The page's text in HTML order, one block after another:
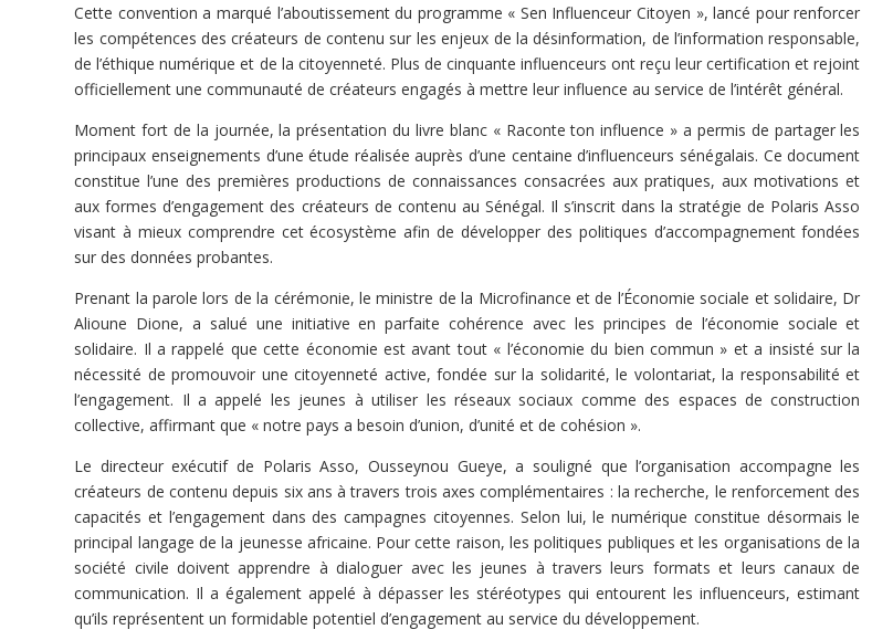
Cette convention a marqué l’aboutissement du programme « Sen Influenceur Citoyen », lancé pour renforcer
les compétences des créateurs de contenu sur les enjeux de la désinformation, de l’information responsable,
de l’éthique numérique et de la citoyenneté. Plus de cinquante influenceurs ont reçu leur certification et rejoint
officiellement une communauté de créateurs engagés à mettre leur influence au service de l’intérêt général.
Moment fort de la journée, la présentation du livre blanc « Raconte ton influence » a permis de partager les
principaux enseignements d’une étude réalisée auprès d’une centaine d’influenceurs sénégalais. Ce document
constitue l’une des premières productions de connaissances consacrées aux pratiques, aux motivations et
aux formes d’engagement des créateurs de contenu au Sénégal. Il s’inscrit dans la stratégie de Polaris Asso
visant à mieux comprendre cet écosystème afin de développer des politiques d’accompagnement fondées
sur des données probantes.
Prenant la parole lors de la cérémonie, le ministre de la Microfinance et de l’Économie sociale et solidaire, Dr
Alioune Dione, a salué une initiative en parfaite cohérence avec les principes de l’économie sociale et
solidaire. Il a rappelé que cette économie est avant tout « l’économie du bien commun » et a insisté sur la
nécessité de promouvoir une citoyenneté active, fondée sur la solidarité, le volontariat, la responsabilité et
l’engagement. Il a appelé les jeunes à utiliser les réseaux sociaux comme des espaces de construction
collective, affirmant que « notre pays a besoin d’union, d’unité et de cohésion ».
Le directeur exécutif de Polaris Asso, Ousseynou Gueye, a souligné que l’organisation accompagne les
créateurs de contenu depuis six ans à travers trois axes complémentaires : la recherche, le renforcement des
capacités et l’engagement dans des campagnes citoyennes. Selon lui, le numérique constitue désormais le
principal langage de la jeunesse africaine. Pour cette raison, les politiques publiques et les organisations de la
société civile doivent apprendre à dialoguer avec les jeunes à travers leurs formats et leurs canaux de
communication. Il a également appelé à dépasser les stéréotypes qui entourent les influenceurs, estimant
qu’ils représentent un formidable potentiel d’engagement au service du développement.